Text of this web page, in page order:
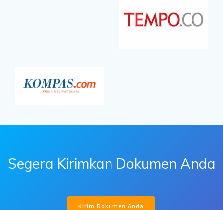
Segera Kirimkan Dokumen Anda
Kirim Dokumen Anda